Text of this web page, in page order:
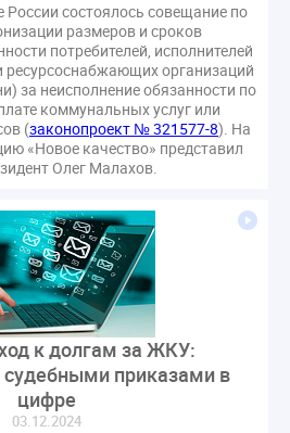
состоялось совещание по
размеров и сроков
потребителей, исполнителей
ресурсоснабжающих организаций
за неисполнение обязанности по
коммунальных услуг или
(законопроект № 321577-8). На
«Новое качество» представил
Олег Малахов.
к долгам за ЖКУ:
судебными приказами в
цифре
03.12.2024